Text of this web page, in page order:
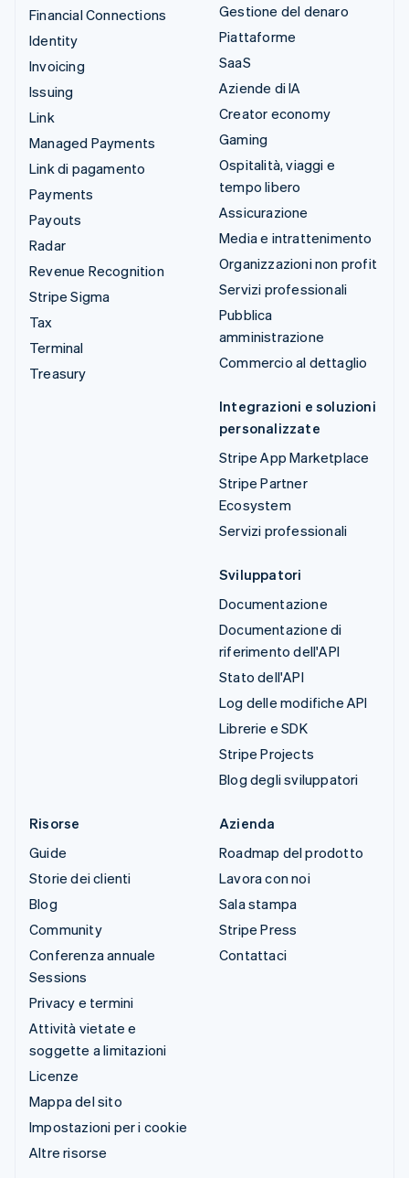
Financial Connections
Identity
Invoicing
Issuing
Link
Managed Payments
Link di pagamento
Payments
Payouts
Radar
Revenue Recognition
Stripe Sigma
Tax
Terminal
Treasury
Gestione del denaro
Piattaforme
SaaS
Aziende di IA
Creator economy
Gaming
Ospitalità, viaggi e
tempo libero
Assicurazione
Media e intrattenimento
Organizzazioni non profit
Servizi professionali
Pubblica
amministrazione
Commercio al dettaglio
Integrazioni e soluzioni
personalizzate
Stripe App Marketplace
Stripe Partner
Ecosystem
Servizi professionali
Sviluppatori
Documentazione
Documentazione di
riferimento dell'API
Stato dell'API
Log delle modifiche API
Librerie e SDK
Stripe Projects
Blog degli sviluppatori
Risorse
Guide
Storie dei clienti
Blog
Community
Conferenza annuale
Sessions
Privacy e termini
Attività vietate e
soggette a limitazioni
Licenze
Mappa del sito
Impostazioni per i cookie
Altre risorse
Azienda
Roadmap del prodotto
Lavora con noi
Sala stampa
Stripe Press
Contattaci